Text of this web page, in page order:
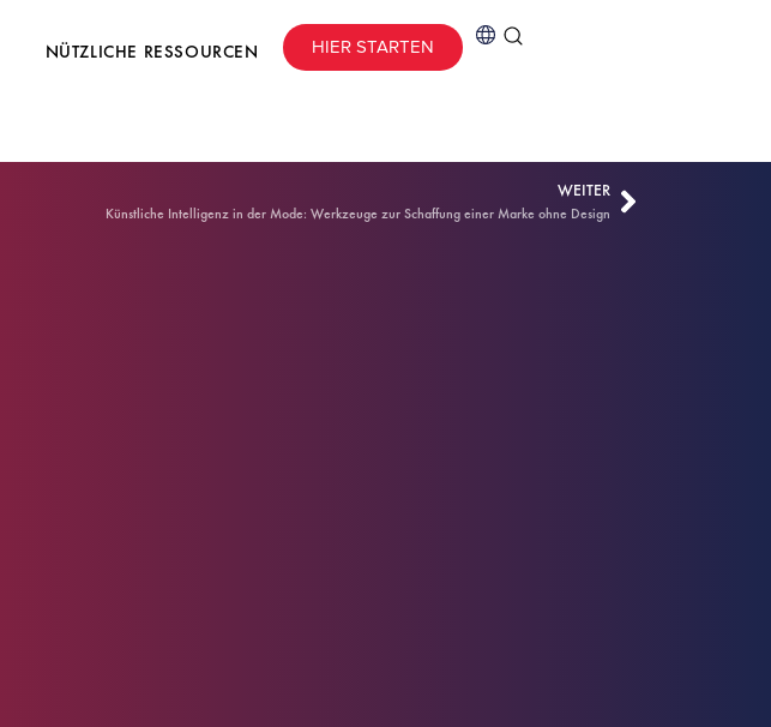
NÜTZLICHE RESSOURCEN HIER STARTEN
WEITER
Künstliche Intelligenz in der Mode: Werkzeuge zur Schaffung einer Marke ohne Design